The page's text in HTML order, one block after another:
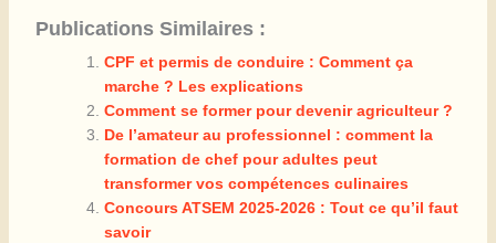
Publications Similaires :
CPF et permis de conduire : Comment ça
marche ? Les explications
Comment se former pour devenir agriculteur ?
De l’amateur au professionnel : comment la
formation de chef pour adultes peut
transformer vos compétences culinaires
Concours ATSEM 2025-2026 : Tout ce qu’il faut
savoir